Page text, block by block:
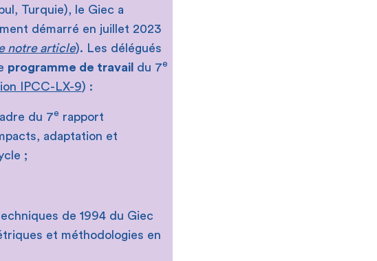
Turquie), le Giec a
démarré en juillet 2023
notre article). Les délégués
programme de travail du 7e
IPCC-LX-9) :
du 7e rapport
adaptation et
;
de 1994 du Giec
et méthodologies en